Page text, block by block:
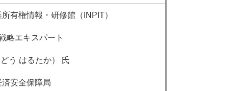
有権情報・研修館（INPIT）
キスパート
はるたか） 氏
安全保障局